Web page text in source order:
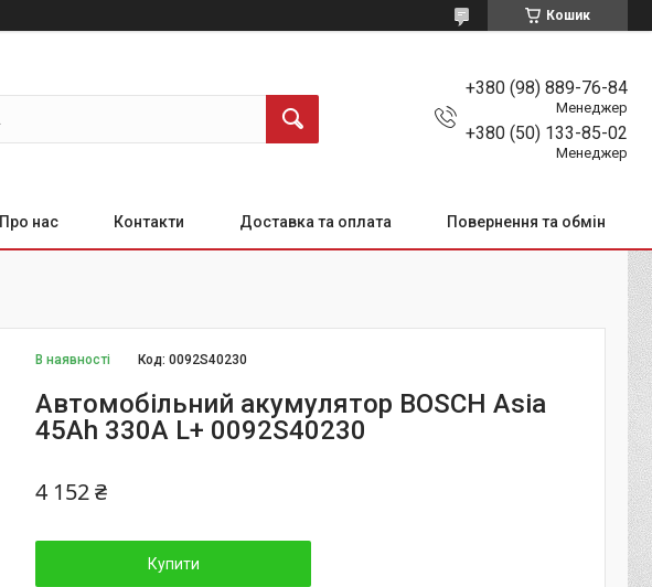
Кошик
+380 (98) 889-76-84
Менеджер
+380 (50) 133-85-02
Менеджер
Про нас Контакти Доставка та оплата Повернення та обмін
В наявності Код:0092S40230
Автомобільний акумулятор BOSCH Asia
45Ah 330A L+ 0092S40230
4 152 ₴
Купити